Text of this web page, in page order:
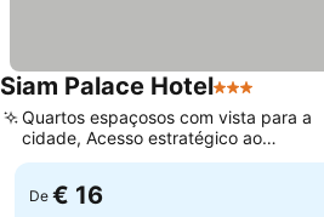
Siam Palace Hotel3 Estrelas
Quartos espaçosos com vista para a
cidade, Acesso estratégico ao
transporte
De € 16